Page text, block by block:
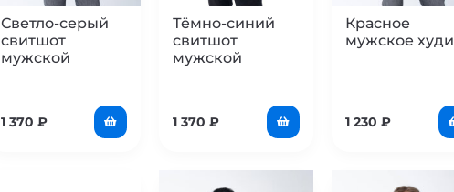
Светло-серый
свитшот
мужской
1 370 ₽
Тёмно-синий
свитшот
мужской
1 370₽
Красное
мужское худи
1 230 ₽